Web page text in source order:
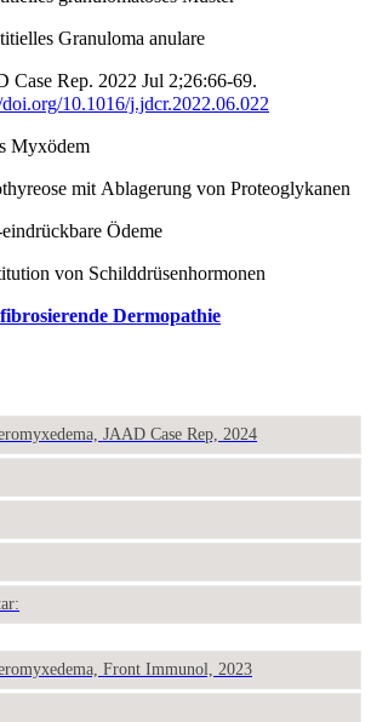
Granuloma anulare
Case Rep. 2022 Jul 2;26:66-69.
10.1016/j.jdcr.2022.06.022
Myxödem
mit Ablagerung von Proteoglykanen
Ödeme
von Schilddrüsenhormonen
Dermopathie
JAAD Case Rep, 2024
Front Immunol, 2023